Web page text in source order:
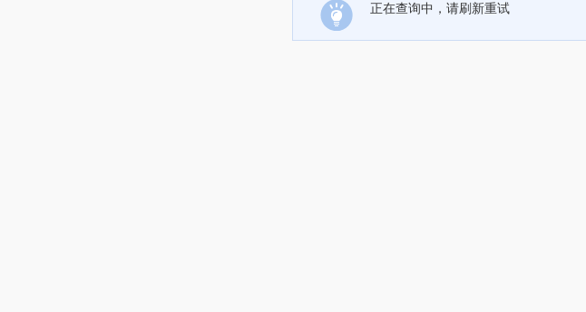
正在查询中，请刷新重试